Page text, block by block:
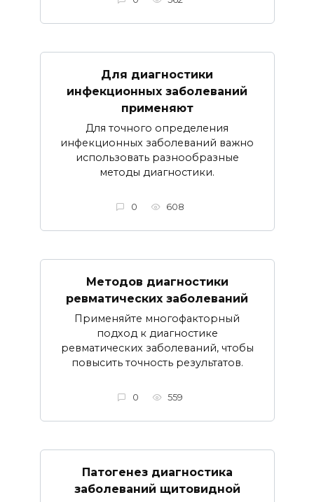
Для диагностики
инфекционных заболеваний
применяют
Для точного определения
инфекционных заболеваний важно
использовать разнообразные
методы диагностики.
0 608
Методов диагностики
ревматических заболеваний
Применяйте многофакторный
подход к диагностике
ревматических заболеваний, чтобы
повысить точность результатов.
0 559
Патогенез диагностика
заболеваний щитовидной